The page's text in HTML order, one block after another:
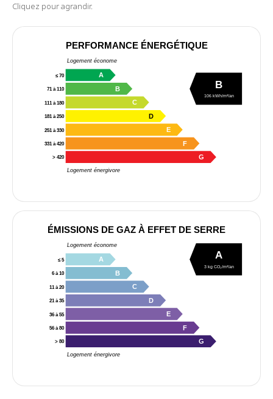
Cliquez pour agrandir.
PERFORMANCE ÉNERGÉTIQUE
Logement économe
Logement énergivore
≤ 70 A
71 à 110 B
111 à 180 C
181 à 250 D
251 à 330 E
331 à 420 F
> 420 G
B
106 kWh/m²/an
ÉMISSIONS DE GAZ À EFFET DE SERRE
Logement économe
Logement énergivore
≤ 5 A
6 à 10 B
11 à 20 C
21 à 35 D
36 à 55 E
56 à 80 F
> 80 G
A
3 kg CO₂/m²/an